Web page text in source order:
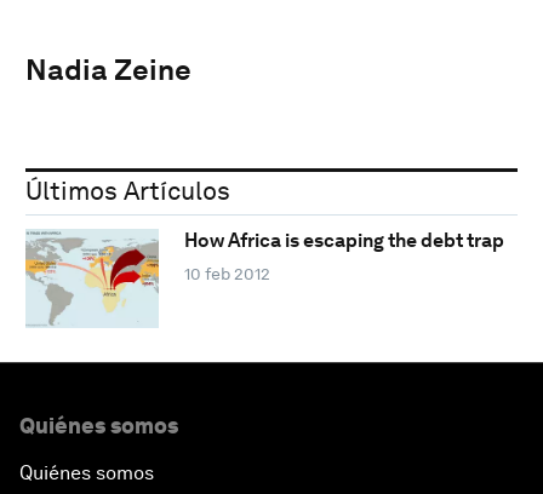
Nadia Zeine
Últimos Artículos
How Africa is escaping the debt trap
10 feb 2012
Quiénes somos
Quiénes somos